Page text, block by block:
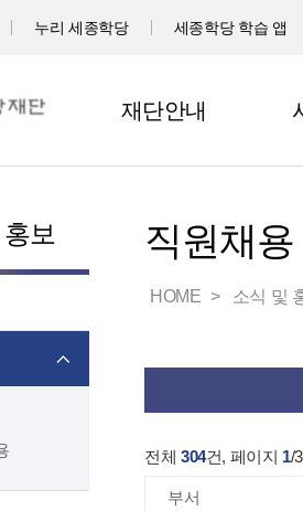
누리 세종학당 세종학당 학습 앱
재단안내
보 직원채용
HOME 소식 및
전체 304건, 페이지 1/